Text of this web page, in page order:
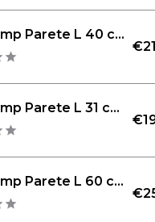
Parete L 40 c...
Parete L 31 c...
Parete L 60 c...